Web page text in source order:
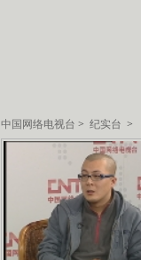
中国网络电视台 > 纪实台 >